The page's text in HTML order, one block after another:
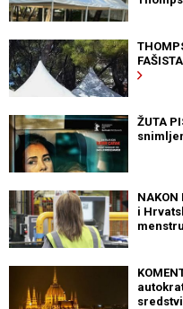
ŽUTA
NAKON
i